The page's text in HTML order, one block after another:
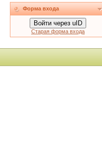
Форма входа
Войти через uID
Старая форма входа